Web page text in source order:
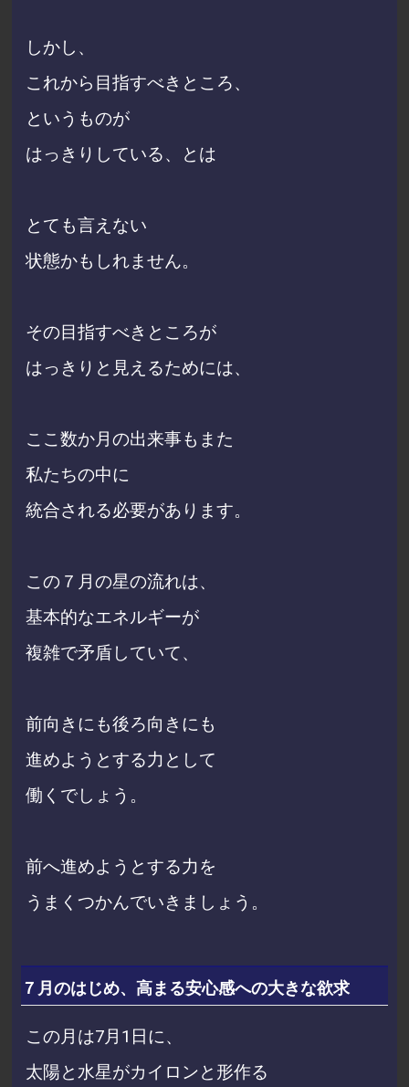
しかし、
これから目指すべきところ、
というものが
はっきりしている、とは
とても言えない
状態かもしれません。
その目指すべきところが
はっきりと見えるためには、
ここ数か月の出来事もまた
私たちの中に
統合される必要があります。
この７月の星の流れは、
基本的なエネルギーが
複雑で矛盾していて、
前向きにも後ろ向きにも
進めようとする力として
働くでしょう。
前へ進めようとする力を
うまくつかんでいきましょう。
７月のはじめ、高まる安心感への大きな欲求
この月は7月1日に、
太陽と水星がカイロンと形作る